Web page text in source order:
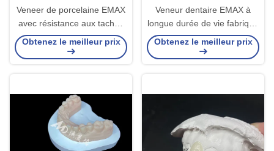
Veneer de porcelaine EMAX
avec résistance aux taches
pour des restaurations
esthétiques naturelles
Obtenez le meilleur prix
Veneur dentaire EMAX à
longue durée de vie fabriqué
à partir d'un matériau en
zirconium céramique
Obtenez le meilleur prix